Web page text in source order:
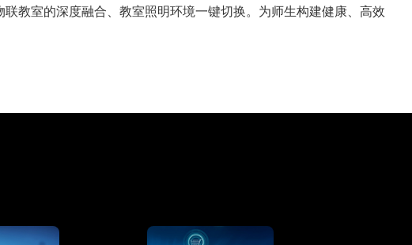
教室的深度融合、教室照明环境一键切换。为师生构建健康、高效